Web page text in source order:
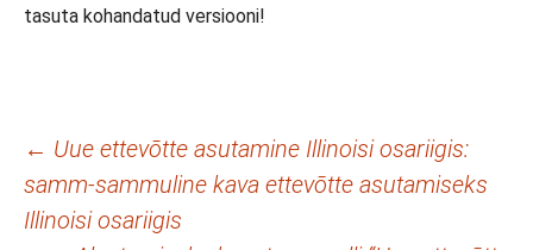
tasuta kohandatud versiooni!
Postituste
töölaud
← Uue ettevõtte asutamine Illinoisi osariigis:
samm-sammuline kava ettevõtte asutamiseks
Illinoisi osariigis